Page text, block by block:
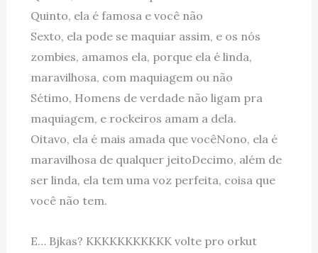
Quinto, ela é famosa e você não
Sexto, ela pode se maquiar assim, e os nós
zombies, amamos ela, porque ela é linda,
maravilhosa, com maquiagem ou não
Sétimo, Homens de verdade não ligam pra
maquiagem, e rockeiros amam a dela.
Oitavo, ela é mais amada que vocêNono, ela é
maravilhosa de qualquer jeitoDecimo, além de
ser linda, ela tem uma voz perfeita, coisa que
você não tem.
E… Bjkas? KKKKKKKKKKK volte pro orkut